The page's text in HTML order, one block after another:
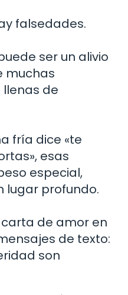
falsedades.
ser un alivio
muchas
de
fría dice «te
esas
especial,
lugar profundo.
de amor en
de texto:
son